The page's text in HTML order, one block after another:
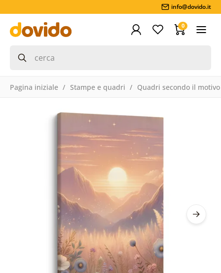
info@dovido.it
0
Pagina iniziale Stampe e quadri Quadri secondo il motivo